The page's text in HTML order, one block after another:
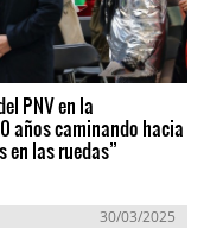
PNV en la
años caminando hacia
en las ruedas”
30/03/2025